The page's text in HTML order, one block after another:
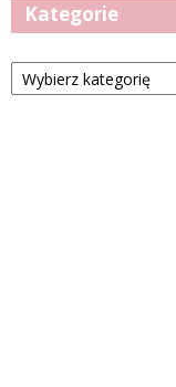
Kategorie
Kategorie